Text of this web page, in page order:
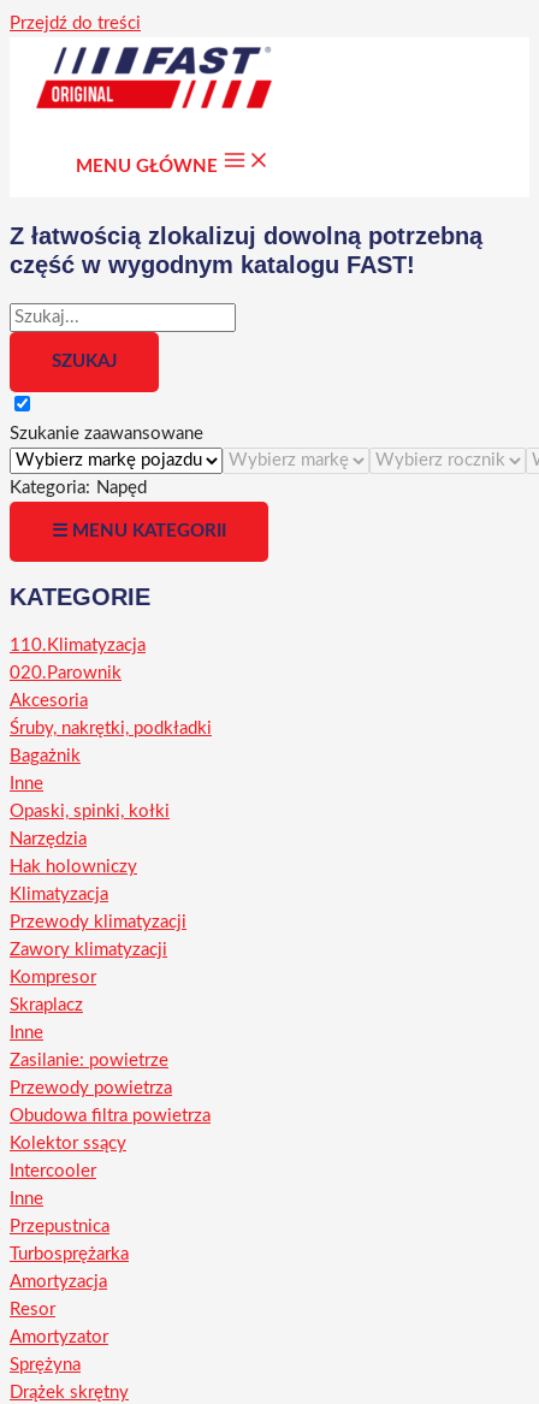
Przejdź do treści
MENU GŁÓWNE
Z łatwością zlokalizuj dowolną potrzebną
część w wygodnym katalogu FAST!
Szukanie zaawansowane
Kategoria: Napęd
☰ MENU KATEGORII
KATEGORIE
110.Klimatyzacja
020.Parownik
Akcesoria
Śruby, nakrętki, podkładki
Bagażnik
Inne
Opaski, spinki, kołki
Narzędzia
Hak holowniczy
Klimatyzacja
Przewody klimatyzacji
Zawory klimatyzacji
Kompresor
Skraplacz
Inne
Zasilanie: powietrze
Przewody powietrza
Obudowa filtra powietrza
Kolektor ssący
Intercooler
Inne
Przepustnica
Turbosprężarka
Amortyzacja
Resor
Amortyzator
Sprężyna
Drążek skrętny